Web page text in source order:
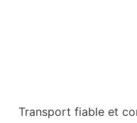
Transport fiable et